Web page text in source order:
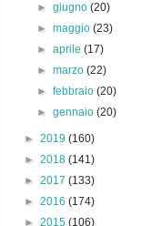
►giugno(20)
►maggio(23)
►aprile(17)
►marzo(22)
►febbraio(20)
►gennaio(20)
► 2019 (160)
► 2018 (141)
► 2017 (133)
► 2016 (174)
► 2015 (106)